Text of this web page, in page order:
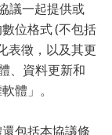
議一起提供或
位格式 (不包括
表徵，以及其更
、資料更新和
體」。
包括本協議條